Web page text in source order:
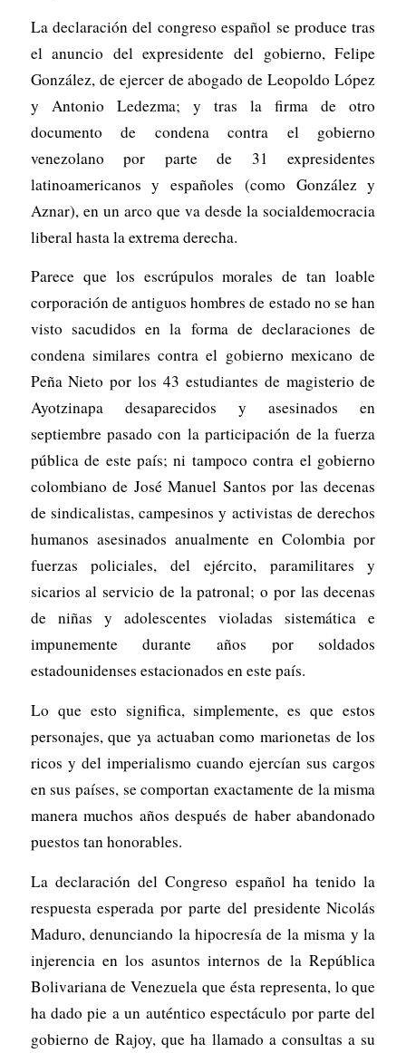
La declaración del congreso español se produce tras
el anuncio del expresidente del gobierno, Felipe
González, de ejercer de abogado de Leopoldo López
y Antonio Ledezma; y tras la firma de otro
documento de condena contra el gobierno
venezolano por parte de 31 expresidentes
latinoamericanos y españoles (como González y
Aznar), en un arco que va desde la socialdemocracia
liberal hasta la extrema derecha.
Parece que los escrúpulos morales de tan loable
corporación de antiguos hombres de estado no se han
visto sacudidos en la forma de declaraciones de
condena similares contra el gobierno mexicano de
Peña Nieto por los 43 estudiantes de magisterio de
Ayotzinapa desaparecidos y asesinados en
septiembre pasado con la participación de la fuerza
pública de este país; ni tampoco contra el gobierno
colombiano de José Manuel Santos por las decenas
de sindicalistas, campesinos y activistas de derechos
humanos asesinados anualmente en Colombia por
fuerzas policiales, del ejército, paramilitares y
sicarios al servicio de la patronal; o por las decenas
de niñas y adolescentes violadas sistemática e
impunemente durante años por soldados
estadounidenses estacionados en este país.
Lo que esto significa, simplemente, es que estos
personajes, que ya actuaban como marionetas de los
ricos y del imperialismo cuando ejercían sus cargos
en sus países, se comportan exactamente de la misma
manera muchos años después de haber abandonado
puestos tan honorables.
La declaración del Congreso español ha tenido la
respuesta esperada por parte del presidente Nicolás
Maduro, denunciando la hipocresía de la misma y la
injerencia en los asuntos internos de la República
Bolivariana de Venezuela que ésta representa, lo que
ha dado pie a un auténtico espectáculo por parte del
gobierno de Rajoy, que ha llamado a consultas a su